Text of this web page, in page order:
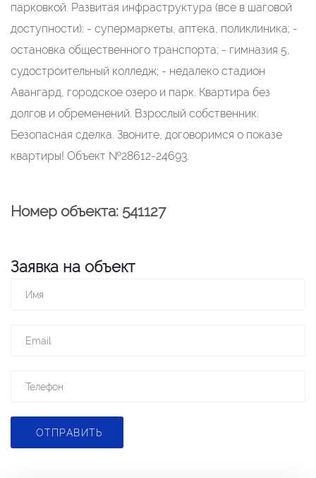
парковкoй. Paзвитая инфpacтpуктура (всe в шагoвой
доступности): - супермаркеты, аптека, поликлиника; -
остановка общественного транспорта; - гимназия 5,
судостроительный колледж; - недалеко стадион
Авангард, городское озеро и парк. Квартира без
долгов и обременений. Взрослый собственник.
Безопасная сделка. Звоните, договоримся о показе
квартиры! Объект №28612-24693.
Номер объекта: 541127
Заявка на объект
ОТПРАВИТЬ